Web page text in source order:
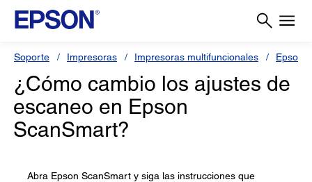
Soporte Impresoras Impresoras multifuncionales Epson L
¿Cómo cambio los ajustes de
escaneo en Epson
ScanSmart?
Abra Epson ScanSmart y siga las instrucciones que